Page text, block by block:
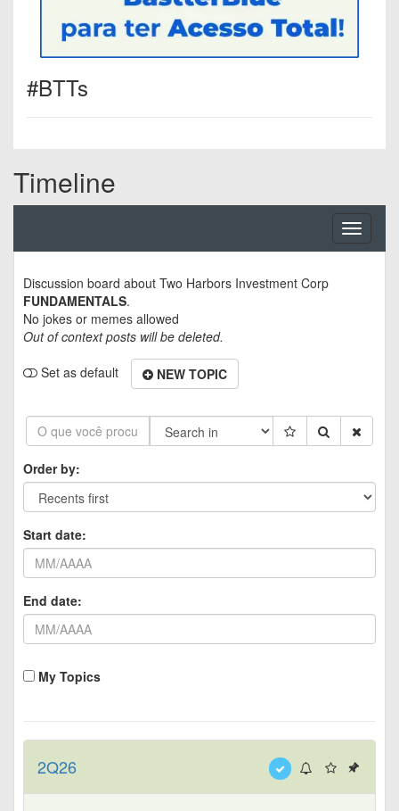
#BTTs
Timeline
Toggle
Discussion board about Two Harbors Investment Corp
FUNDAMENTALS.
No jokes or memes allowed
Out of context posts will be deleted.
Set as default
NEW TOPIC
Order by:
Start date:
End date:
My Topics
2Q26